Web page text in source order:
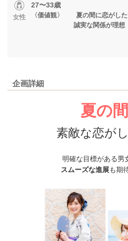
女性
27〜33歳
〈価値観〉 夏の間に恋がした
誠実な関係が理想
企画詳細
夏の間
素敵な恋が
明確な目標がある男
スムーズな進展も期